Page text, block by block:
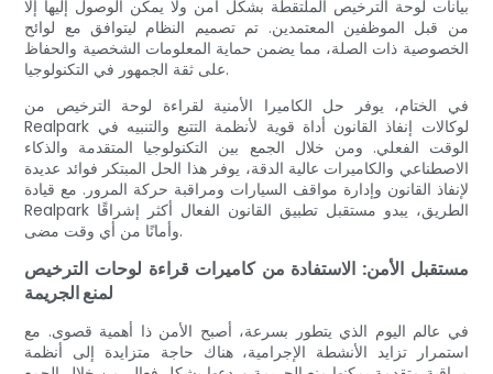
بيانات لوحة الترخيص الملتقطة بشكل آمن ولا يمكن الوصول إليها إلا
من قبل الموظفين المعتمدين. تم تصميم النظام ليتوافق مع لوائح
الخصوصية ذات الصلة، مما يضمن حماية المعلومات الشخصية والحفاظ
على ثقة الجمهور في التكنولوجيا.
في الختام، يوفر حل الكاميرا الأمنية لقراءة لوحة الترخيص من
Realpark لوكالات إنفاذ القانون أداة قوية لأنظمة التتبع والتنبيه في
الوقت الفعلي. ومن خلال الجمع بين التكنولوجيا المتقدمة والذكاء
الاصطناعي والكاميرات عالية الدقة، يوفر هذا الحل المبتكر فوائد عديدة
لإنفاذ القانون وإدارة مواقف السيارات ومراقبة حركة المرور. مع قيادة
Realpark الطريق، يبدو مستقبل تطبيق القانون الفعال أكثر إشراقًا
وأمانًا من أي وقت مضى.
مستقبل الأمن: الاستفادة من كاميرات قراءة لوحات الترخيص
لمنع الجريمة
في عالم اليوم الذي يتطور بسرعة، أصبح الأمن ذا أهمية قصوى. مع
استمرار تزايد الأنشطة الإجرامية، هناك حاجة متزايدة إلى أنظمة